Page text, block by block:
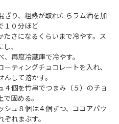
ざり、粗熱が取れたらラム酒を加
１０分ほど
たさになるくらいまで冷やす。ス
、
再度冷蔵庫で冷やす。
ティングチョコレートを入れ、
して溶かす。
４個を竹串でつまみ（５）のチョ
固める。
シュ８個は４個ずつ、ココアパウ
れまぶす。